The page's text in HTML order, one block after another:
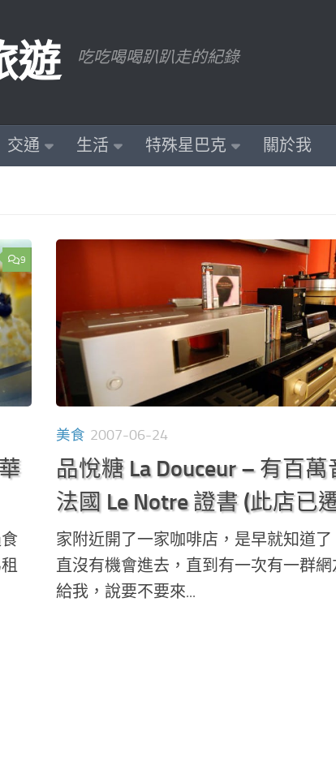
遊 吃吃喝喝趴趴走的紀錄
交通 生活 特殊星巴克 關於我
9
美食 2007-06-24
品悅糖 La Douceur – 有百
法國 Le Notre 證書 (此店已
家附近開了一家咖啡店，是早就知道
直沒有機會進去，直到有一次有一群
給我，說要不要來...